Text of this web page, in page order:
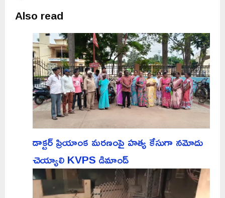
Also read
డాక్టర్ ప్రియాంక మరణంపై హత్య కేసుగా నమోదు
చెయ్యాలి KVPS డిమాండ్